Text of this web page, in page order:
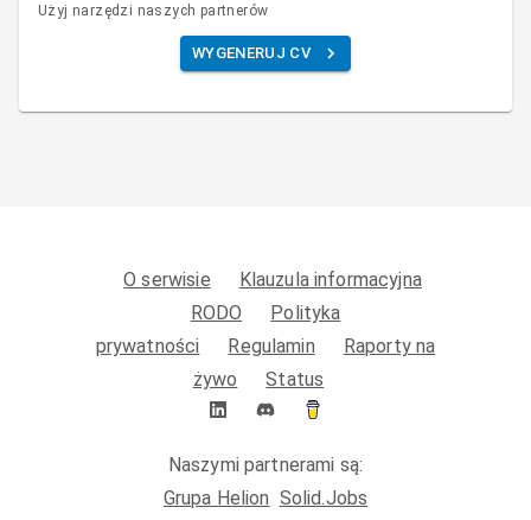
Użyj narzędzi naszych partnerów
WYGENERUJ CV
O serwisie
Klauzula informacyjna
RODO
Polityka
prywatności
Regulamin
Raporty na
żywo
Status
Naszymi partnerami są:
Grupa Helion Solid.Jobs